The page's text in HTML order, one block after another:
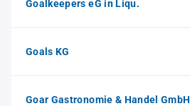
Goalkeepers eG in Liqu.
Goals KG
Goar Gastronomie & Handel GmbH